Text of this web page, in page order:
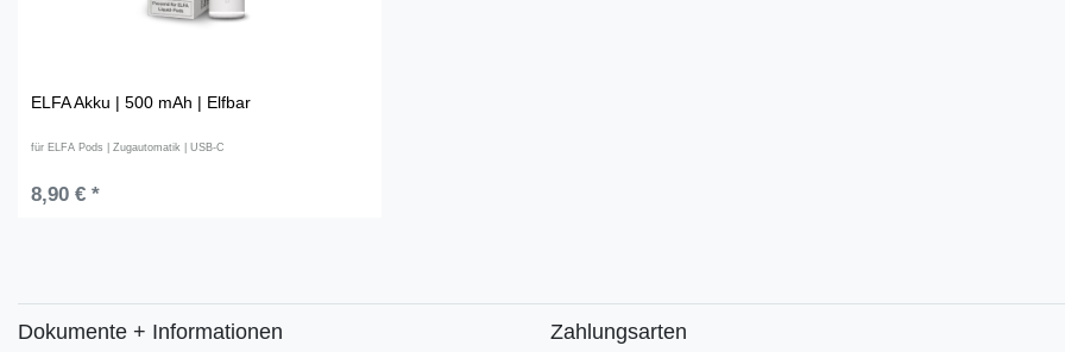
ELFA Akku | 500 mAh | Elfbar
für ELFA Pods | Zugautomatik | USB-C
8,90 € *
Dokumente + Informationen Zahlungsarten